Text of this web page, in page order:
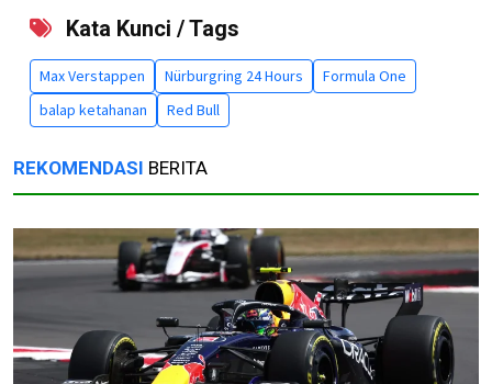
Kata Kunci / Tags
Max Verstappen Nürburgring 24 Hours
Formula One
balap ketahanan
Red Bull
REKOMENDASI BERITA